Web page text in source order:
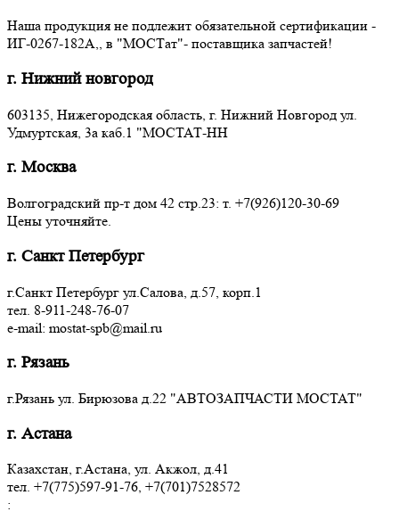
Наша продукция не подлежит обязательной сертификации -
ИГ-0267-182А,, в "МОСТат"- поставщика запчастей!
г. Нижний новгород
603135, Нижегородская область, г. Нижний Новгород ул.
Удмуртская, 3a каб.1 "МОСТАТ-НН
г. Москва
Волгоградский пр-т дом 42 стр.23: т. +7(926)120-30-69
Цены уточняйте.
г. Санкт Петербург
г.Санкт Петербург ул.Салова, д.57, корп.1
тел. 8-911-248-76-07
e-mail: mostat-spb@mail.ru
г. Рязань
г.Рязань ул. Бирюзова д.22 "АВТОЗАПЧАСТИ МОСТАТ"
г. Астана
Казахстан, г.Астана, ул. Акжол, д.41
тел. +7(775)597-91-76, +7(701)7528572
: